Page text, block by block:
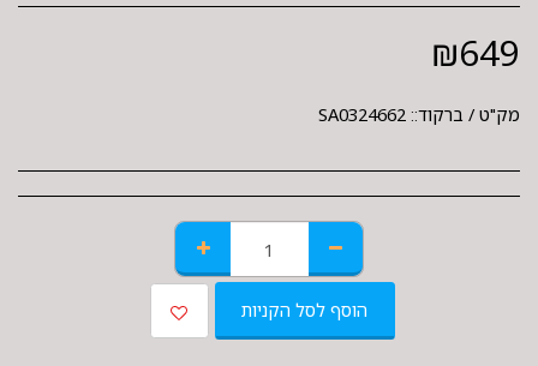
₪649
מק"ט / ברקוד:: SA0324662
הוסף לסל הקניות